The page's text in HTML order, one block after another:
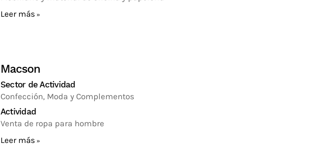
Leer más
Macson
Sector de Actividad
Confección, Moda y Complementos
Actividad
Venta de ropa para hombre
Leer más